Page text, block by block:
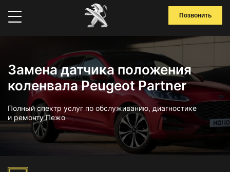
Позвонить
Замена датчика положения
коленвала Peugeot Partner
Полный спектр услуг по обслуживанию, диагностике
и ремонту Пежо